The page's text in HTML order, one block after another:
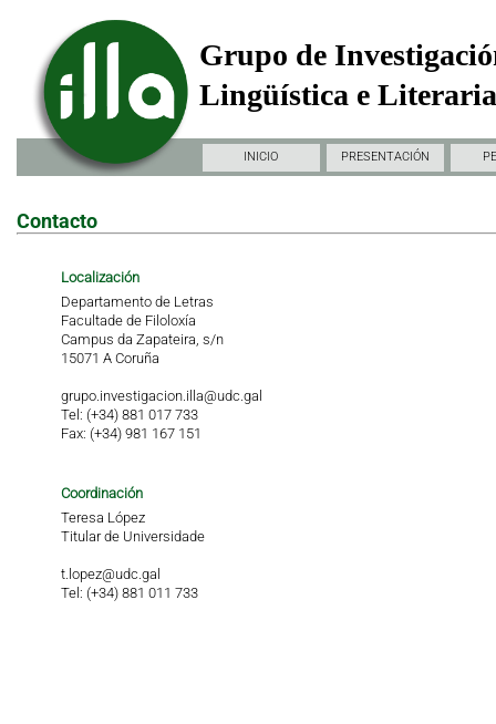
Grupo de
Lingüística e
INICIO PRESENTACIÓN
Contacto
Localización
Departamento de Letras
Facultade de Filoloxía
Campus da Zapateira, s/n
15071 A Coruña
grupo.investigacion.illa@udc.gal
Tel: (+34) 881 017 733
Fax: (+34) 981 167 151
Coordinación
Teresa López
Titular de Universidade
t.lopez@udc.gal
Tel: (+34) 881 011 733